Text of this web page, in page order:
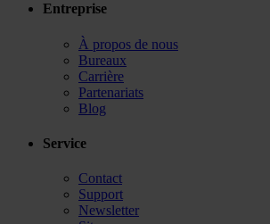
Entreprise
À propos de nous
Bureaux
Carrière
Partenariats
Blog
Service
Contact
Support
Newsletter